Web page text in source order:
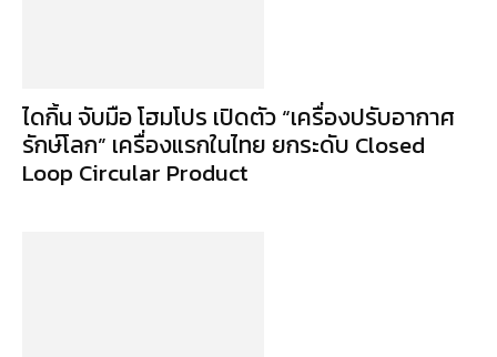
ไดกิ้น จับมือ โฮมโปร เปิดตัว “เครื่องปรับอากาศ
รักษ์โลก” เครื่องแรกในไทย ยกระดับ Closed
Loop Circular Product